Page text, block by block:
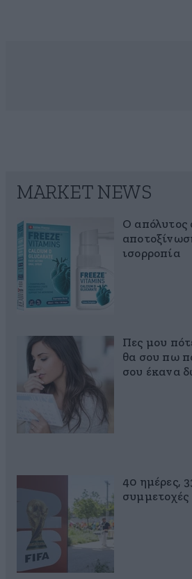
MARKET NEWS
Ο απόλυτος
ισορροπία
Πες μου
θα σου πω
σου έκανα
40 ημέρες,
συμμετοχές